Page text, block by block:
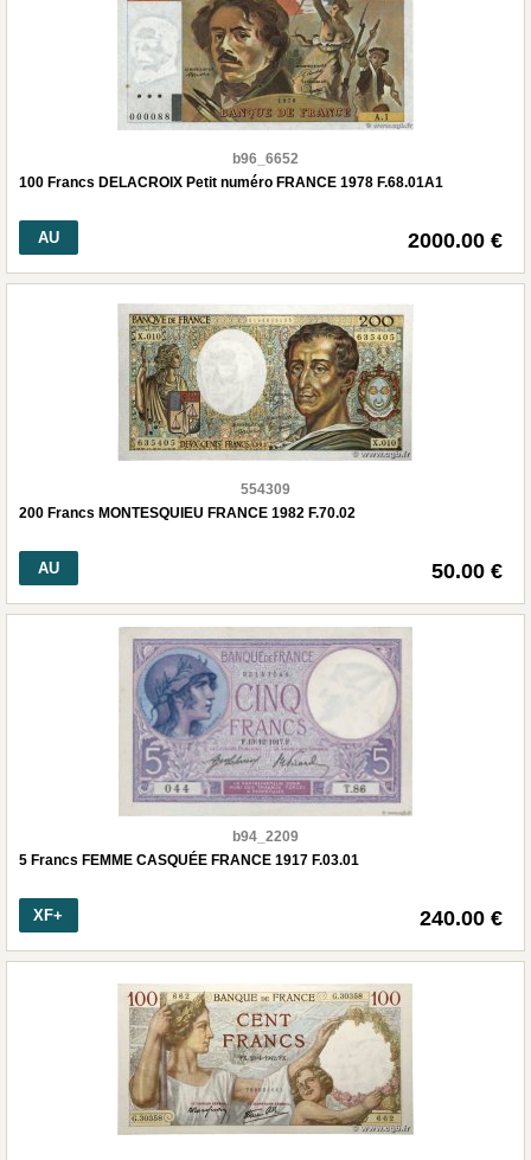
b96_6652
100 Francs DELACROIX Petit numéro FRANCE 1978 F.68.01A1
AU 2000.00 €
554309
200 Francs MONTESQUIEU FRANCE 1982 F.70.02
AU 50.00 €
b94_2209
5 Francs FEMME CASQUÉE FRANCE 1917 F.03.01
XF+ 240.00 €